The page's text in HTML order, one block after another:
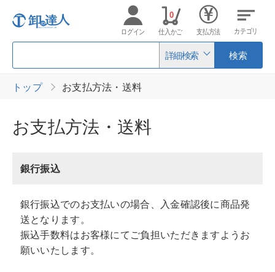
詳細検索 検索
ログイン 仕入かご
0
支払方法 カテゴリ
トップ お支払方法・送料
お支払方法・送料
銀行振込
銀行振込でのお支払いの場合、入金確認後に商品発
送となります。
振込手数料はお客様にてご負担いただきますようお
願いいたします。